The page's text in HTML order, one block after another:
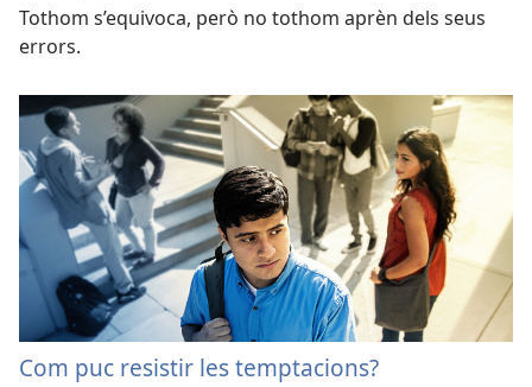
Tothom s’equivoca, però no tothom aprèn dels seus
errors.
Com puc resistir les temptacions?